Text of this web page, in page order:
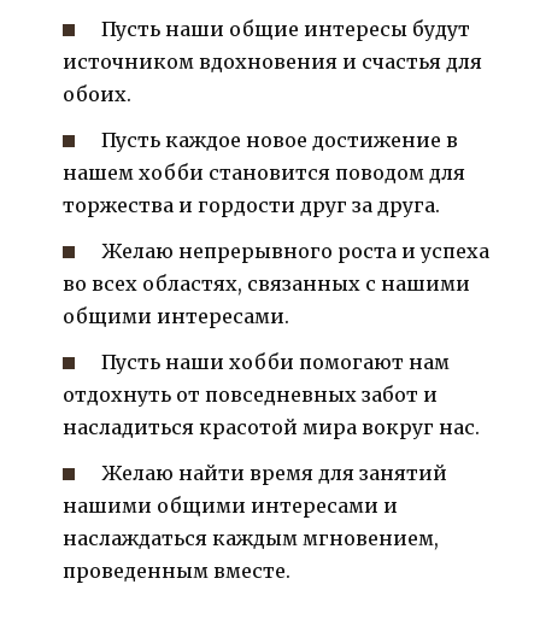
Пусть наши общие интересы будут
источником вдохновения и счастья для
обоих.
Пусть каждое новое достижение в
нашем хобби становится поводом для
торжества и гордости друг за друга.
Желаю непрерывного роста и успеха
во всех областях, связанных с нашими
общими интересами.
Пусть наши хобби помогают нам
отдохнуть от повседневных забот и
насладиться красотой мира вокруг нас.
Желаю найти время для занятий
нашими общими интересами и
наслаждаться каждым мгновением,
проведенным вместе.